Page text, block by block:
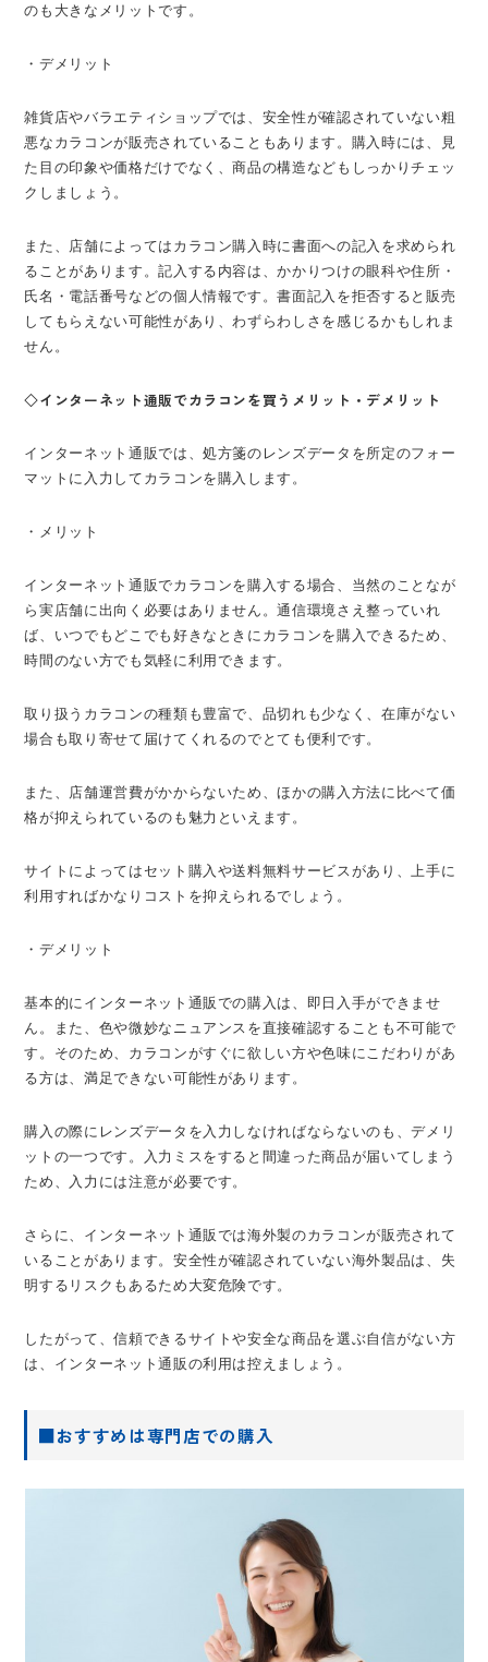
のも大きなメリットです。
・デメリット
雑貨店やバラエティショップでは、安全性が確認されていない粗
悪なカラコンが販売されていることもあります。購入時には、見
た目の印象や価格だけでなく、商品の構造などもしっかりチェッ
クしましょう。
また、店舗によってはカラコン購入時に書面への記入を求められ
ることがあります。記入する内容は、かかりつけの眼科や住所・
氏名・電話番号などの個人情報です。書面記入を拒否すると販売
してもらえない可能性があり、わずらわしさを感じるかもしれま
せん。
◇インターネット通販でカラコンを買うメリット・デメリット
インターネット通販では、処方箋のレンズデータを所定のフォー
マットに入力してカラコンを購入します。
・メリット
インターネット通販でカラコンを購入する場合、当然のことなが
ら実店舗に出向く必要はありません。通信環境さえ整っていれ
ば、いつでもどこでも好きなときにカラコンを購入できるため、
時間のない方でも気軽に利用できます。
取り扱うカラコンの種類も豊富で、品切れも少なく、在庫がない
場合も取り寄せて届けてくれるのでとても便利です。
また、店舗運営費がかからないため、ほかの購入方法に比べて価
格が抑えられているのも魅力といえます。
サイトによってはセット購入や送料無料サービスがあり、上手に
利用すればかなりコストを抑えられるでしょう。
・デメリット
基本的にインターネット通販での購入は、即日入手ができませ
ん。また、色や微妙なニュアンスを直接確認することも不可能で
す。そのため、カラコンがすぐに欲しい方や色味にこだわりがあ
る方は、満足できない可能性があります。
購入の際にレンズデータを入力しなければならないのも、デメリ
ットの一つです。入力ミスをすると間違った商品が届いてしまう
ため、入力には注意が必要です。
さらに、インターネット通販では海外製のカラコンが販売されて
いることがあります。安全性が確認されていない海外製品は、失
明するリスクもあるため大変危険です。
したがって、信頼できるサイトや安全な商品を選ぶ自信がない方
は、インターネット通販の利用は控えましょう。
■おすすめは専門店での購入